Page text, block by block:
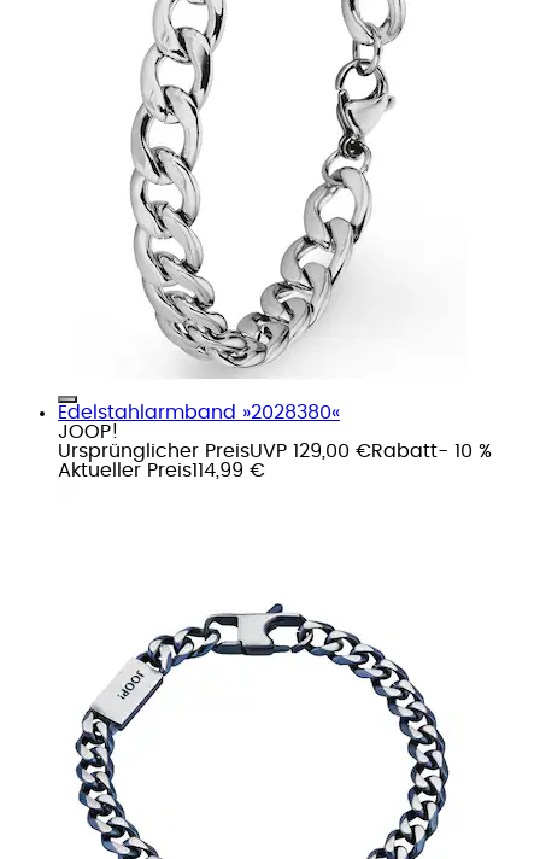
Edelstahlarmband »2028380«
JOOP!
Ursprünglicher PreisUVP 129,00 €Rabatt- 10 %
Aktueller Preis114,99 €